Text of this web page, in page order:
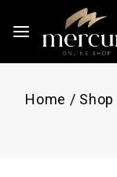
Home / Shop